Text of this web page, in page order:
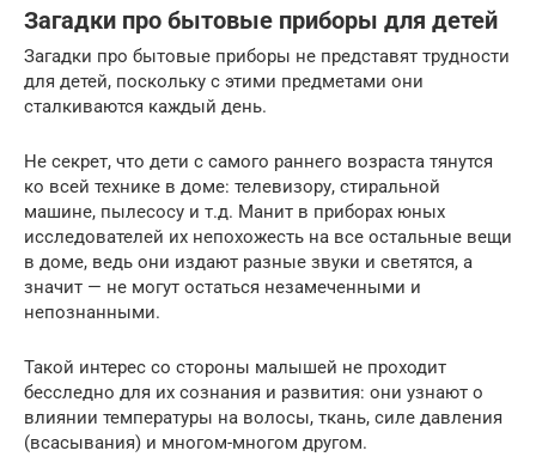
Загадки про бытовые приборы для детей
Загадки про бытовые приборы не представят трудности
для детей, поскольку с этими предметами они
сталкиваются каждый день.
Не секрет, что дети с самого раннего возраста тянутся
ко всей технике в доме: телевизору, стиральной
машине, пылесосу и т.д. Манит в приборах юных
исследователей их непохожесть на все остальные вещи
в доме, ведь они издают разные звуки и светятся, а
значит — не могут остаться незамеченными и
непознанными.
Такой интерес со стороны малышей не проходит
бесследно для их сознания и развития: они узнают о
влиянии температуры на волосы, ткань, силе давления
(всасывания) и многом-многом другом.